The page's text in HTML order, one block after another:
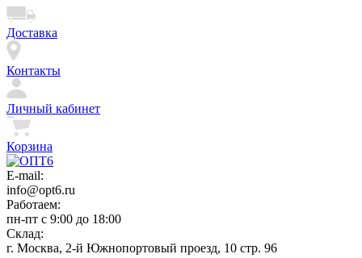
Доставка
Контакты
Личный кабинет
Корзина
E-mail:
info@opt6.ru
Работаем:
пн-пт с 9:00 до 18:00
Склад:
г. Москва, 2-й Южнопортовый проезд, 10 стр. 96